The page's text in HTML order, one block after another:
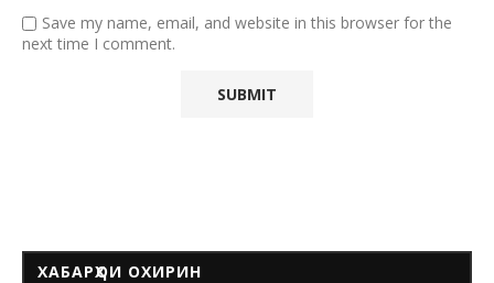
Save my name, email, and website in this browser for the
next time I comment.
ХАБАРҲОИ ОХИРИН